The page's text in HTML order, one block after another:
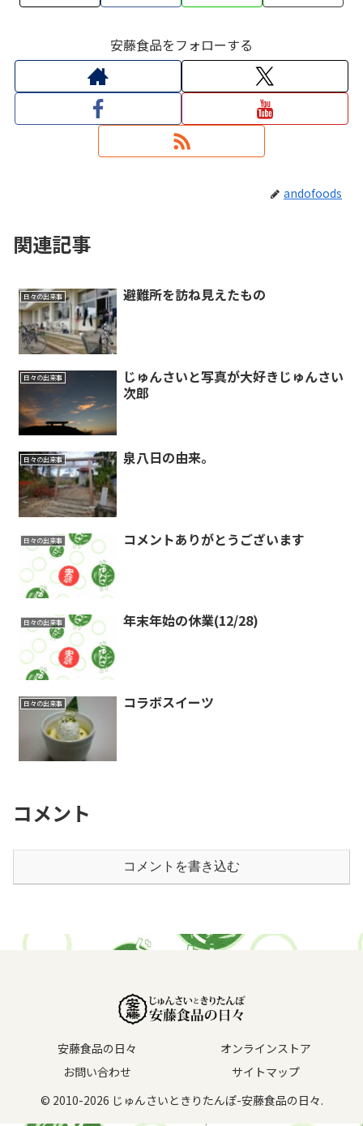
安藤食品をフォローする
andofoods
関連記事
日々の出来事 避難所を訪ね見えたもの
日々の出来事
じゅんさいと写真が大好きじゅんさい
次郎
日々の出来事 泉八日の由来。
日々の出来事 コメントありがとうございます
日々の出来事 年末年始の休業(12/28)
日々の出来事 コラボスイーツ
コメント
コメントを書き込む
安藤食品の日々
オンラインストア
お問い合わせ
サイトマップ
© 2010-2026 じゅんさいときりたんぽ-安藤食品の日々.